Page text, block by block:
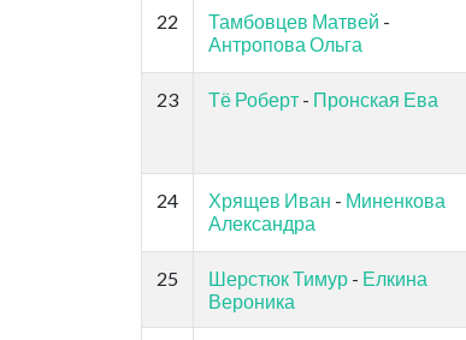
22 Тамбовцев Матвей -
Антропова Ольга
23 Тё Роберт - Пронская Ева
24 Хрящев Иван - Миненкова
Александра
25 Шерстюк Тимур - Елкина
Вероника